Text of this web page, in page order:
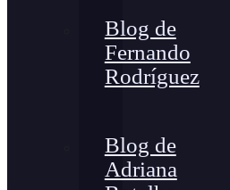
Blog de
Fernando
Rodríguez
Blog de
Adriana